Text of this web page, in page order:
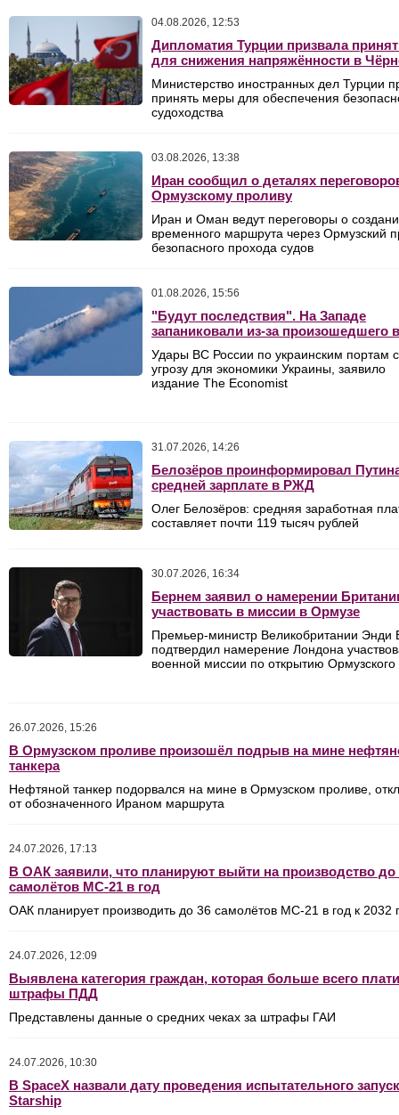
04.08.2026, 12:53
Дипломатия Турции призвала
для снижения напряжённости в
Министерство иностранных дел Турции
принять меры для обеспечения
судоходства
03.08.2026, 13:38
Иран сообщил о деталях
Ормузскому проливу
Иран и Оман ведут переговоры о
временного маршрута через Ормузский
безопасного прохода судов
01.08.2026, 15:56
"Будут последствия". На Западе
запаниковали из-за произошедшего
Удары ВС России по украинским портам
угрозу для экономики Украины, заявило
издание The Economist
31.07.2026, 14:26
Белозёров проинформировал
средней зарплате в РЖД
Олег Белозёров: средняя заработная
составляет почти 119 тысяч рублей
30.07.2026, 16:34
Бернем заявил о намерении
участвовать в миссии в Ормузе
Премьер-министр Великобритании Энди
подтвердил намерение Лондона
военной миссии по открытию
26.07.2026, 15:26
В Ормузском проливе произошёл подрыв на мине
танкера
Нефтяной танкер подорвался на мине в Ормузском проливе,
от обозначенного Ираном маршрута
24.07.2026, 17:13
В ОАК заявили, что планируют выйти на производство до
самолётов МС-21 в год
ОАК планирует производить до 36 самолётов МС-21 в год к 2032
24.07.2026, 12:09
Выявлена категория граждан, которая больше всего
штрафы ПДД
Представлены данные о средних чеках за штрафы ГАИ
24.07.2026, 10:30
В SpaceX назвали дату проведения испытательного
Starship